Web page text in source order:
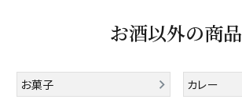
カテゴリーから探す
お酒以外の商品
お菓子 カレー